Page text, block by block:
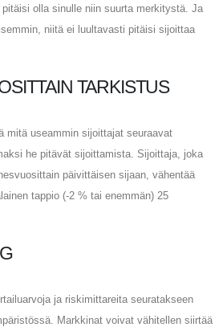
olla sinulle niin suurta merkitystä. Ja
niitä ei luultavasti pitäisi sijoittaa
TARKISTUS
mitä useammin sijoittajat seuraavat
he pitävät sijoittamista. Sijoittaja, joka
päivittäisen sijaan, vähentää
tappio (-2 % tai enemmän) 25
ja riskimittareita seuratakseen
Markkinat voivat vähitellen siirtää